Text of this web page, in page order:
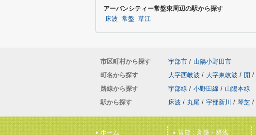
アーバンシティー常盤東周辺の駅から探す
床波 常盤 草江
市区町村から探す 宇部市 / 山陽小野田市
町名から探す
大字西岐波 / 大字東岐波 / 開 /
路線から探す
宇部線 / 小野田線 / 山陽本線
駅から探す
床波 / 丸尾 / 宇部新川 / 琴芝 /
ホーム 賃貸：新築・築浅